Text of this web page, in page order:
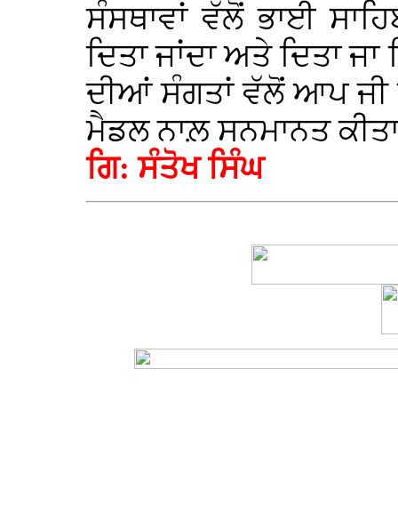
ਸੰਸਥਾਵਾਂ ਵੱਲੋਂ ਭਾਈ
ਦਿਤਾ ਜਾਂਦਾ ਅਤੇ ਦਿਤਾ
ਦੀਆਂ ਸੰਗਤਾਂ ਵੱਲੋਂ ਆਪ
ਮੈਡਲ ਨਾਲ਼ ਸਨਮਾਨਤ
ਗਿ: ਸੰਤੋਖ ਸਿੰਘ